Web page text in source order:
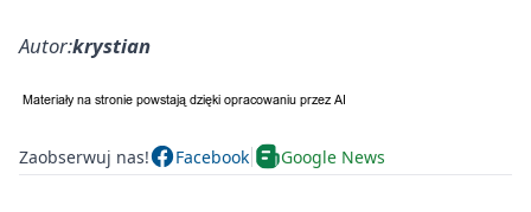
Autor:krystian
Zaobserwuj nas! Facebook Google News